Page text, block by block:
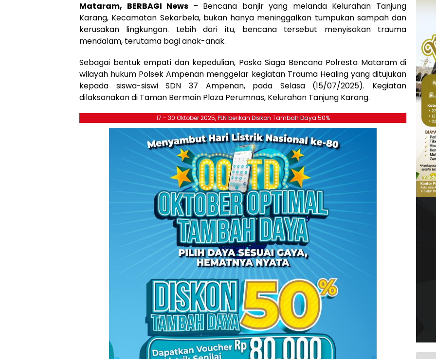
Mataram, BERBAGI News – Bencana banjir yang melanda Kelurahan Tanjung
Karang, Kecamatan Sekarbela, bukan hanya meninggalkan tumpukan sampah dan
kerusakan lingkungan. Lebih dari itu, bencana tersebut menyisakan trauma
mendalam, terutama bagi anak-anak.
Sebagai bentuk empati dan kepedulian, Posko Siaga Bencana Polresta Mataram di
wilayah hukum Polsek Ampenan menggelar kegiatan Trauma Healing yang ditujukan
kepada siswa-siswi SDN 37 Ampenan, pada Selasa (15/07/2025). Kegiatan
dilaksanakan di Taman Bermain Plaza Perumnas, Kelurahan Tanjung Karang.
17 - 30 Oktober 2025, PLN berikan Diskon Tambah Daya 50%